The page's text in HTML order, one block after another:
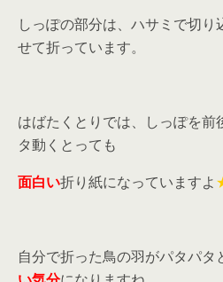
しっぽの部分は、ハサミで切り
せて折っています。
はばたくとりでは、しっぽを
タ動くとっても
面白い折り紙になっていますよ
自分で折った鳥の羽がパタパタ